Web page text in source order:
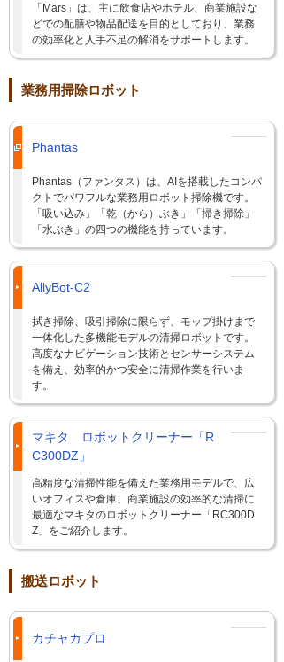
「Mars」は、主に飲食店やホテル、商業施設な
どでの配膳や物品配送を目的としており、業務
の効率化と人手不足の解消をサポートします。
業務用掃除ロボット
Phantas
Phantas（ファンタス）は、AIを搭載したコンパ
クトでパワフルな業務用ロボット掃除機です。
「吸い込み」「乾（から）ぶき」「掃き掃除」
「水ぶき」の四つの機能を持っています。
AllyBot-C2
拭き掃除、吸引掃除に限らず、モップ掛けまで
一体化した多機能モデルの清掃ロボットです。
高度なナビゲーション技術とセンサーシステム
を備え、効率的かつ安全に清掃作業を行いま
す。
マキタ ロボットクリーナー「R
C300DZ」
高精度な清掃性能を備えた業務用モデルで、広
いオフィスや倉庫、商業施設の効率的な清掃に
最適なマキタのロボットクリーナー「RC300D
Z」をご紹介します。
搬送ロボット
カチャカプロ